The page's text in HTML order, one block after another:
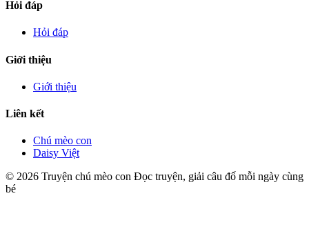
Hỏi đáp
Hỏi đáp
Giới thiệu
Giới thiệu
Liên kết
Chú mèo con
Daisy Việt
© 2026 Truyện chú mèo con Đọc truyện, giải câu đố mỗi ngày cùng
bé